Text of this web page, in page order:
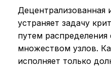
Децентрализованная
устраняет задачу
путем
множеством узлов.
исполняет только